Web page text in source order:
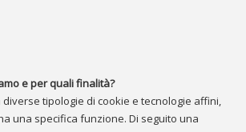
e per quali finalità?
tipologie di cookie e tecnologie affini,
una specifica funzione. Di seguito una